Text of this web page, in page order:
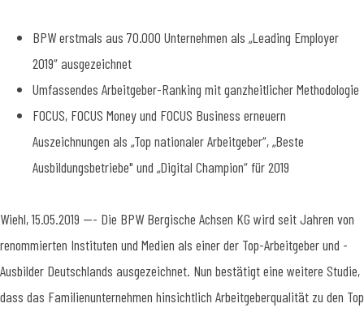
BPW erstmals aus 70.000 Unternehmen als „Leading Employer
2019“ ausgezeichnet
Umfassendes Arbeitgeber-Ranking mit ganzheitlicher Methodologie
FOCUS, FOCUS Money und FOCUS Business erneuern
Auszeichnungen als „Top nationaler Arbeitgeber“, „Beste
Ausbildungsbetriebe" und „Digital Champion“ für 2019
Wiehl, 15.05.2019 --- Die BPW Bergische Achsen KG wird seit Jahren von
renommierten Instituten und Medien als einer der Top-Arbeitgeber und -
Ausbilder Deutschlands ausgezeichnet. Nun bestätigt eine weitere Studie,
dass das Familienunternehmen hinsichtlich Arbeitgeberqualität zu den Top